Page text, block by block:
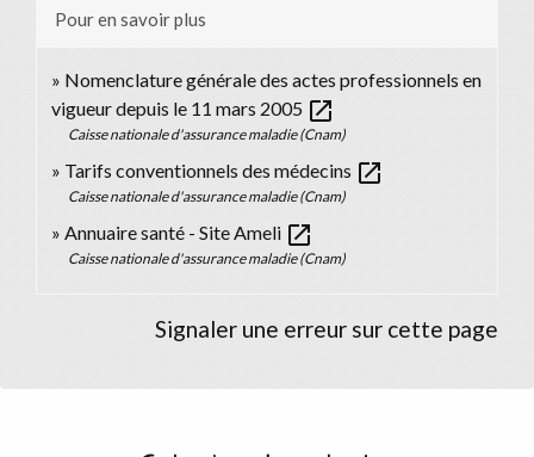
Pour en savoir plus
Nomenclature générale des actes professionnels en
vigueur depuis le 11 mars 2005 open_in_new
Caisse nationale d'assurance maladie (Cnam)
Tarifs conventionnels des médecins open_in_new
Caisse nationale d'assurance maladie (Cnam)
Annuaire santé - Site Ameli open_in_new
Caisse nationale d'assurance maladie (Cnam)
Signaler une erreur sur cette page